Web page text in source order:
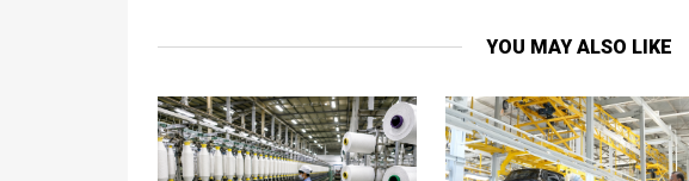
YOU MAY ALSO LIKE